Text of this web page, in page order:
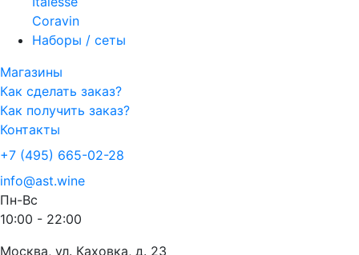
Coravin
Наборы / сеты
Магазины
Как сделать заказ?
Как получить заказ?
Контакты
+7 (495) 665-02-28
info@ast.wine
Пн-Вс
10:00 - 22:00
Москва, ул. Каховка, д. 23